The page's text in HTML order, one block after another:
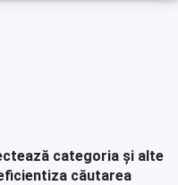
categoria și alte
căutarea